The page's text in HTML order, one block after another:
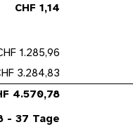
CHF 1,14
CHF 1.285,96
CHF 3.284,83
CHF 4.570,78
- 37 Tage